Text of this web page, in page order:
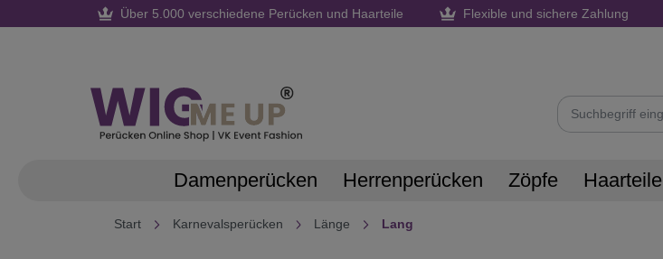
Zur Hauptnavigation springen
Über 5.000 verschiedene Perücken und Haarteile Flexible und sichere Zahlung
Damenperücken Herrenperücken Zöpfe Haarteile
Start Karnevalsperücken Länge Lang